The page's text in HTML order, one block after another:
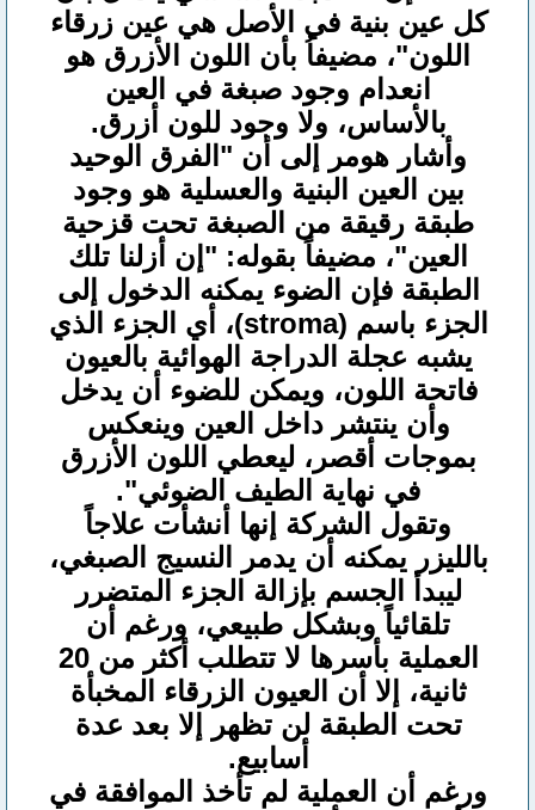
كل عين بنية في الأصل هي عين زرقاء
اللون"، مضيفاُ بأن اللون الأزرق هو
انعدام وجود صبغة في العين
بالأساس، ولا وجود للون أزرق.
وأشار هومر إلى أن "الفرق الوحيد
بين العين البنية والعسلية هو وجود
طبقة رقيقة من الصبغة تحت قزحية
العين"، مضيفاً بقوله: "إن أزلنا تلك
الطبقة فإن الضوء يمكنه الدخول إلى
الجزء باسم (stroma)، أي الجزء الذي
يشبه عجلة الدراجة الهوائية بالعيون
فاتحة اللون، ويمكن للضوء أن يدخل
وأن ينتشر داخل العين وينعكس
بموجات أقصر، ليعطي اللون الأزرق
في نهاية الطيف الضوئي".
وتقول الشركة إنها أنشأت علاجاً
بالليزر يمكنه أن يدمر النسيج الصبغي،
ليبدأ الجسم بإزالة الجزء المتضرر
تلقائياً وبشكل طبيعي، ورغم أن
العملية بأسرها لا تتطلب أكثر من 20
ثانية، إلا أن العيون الزرقاء المخبأة
تحت الطبقة لن تظهر إلا بعد عدة
أسابيع.
ورغم أن العملية لم تأخذ الموافقة في